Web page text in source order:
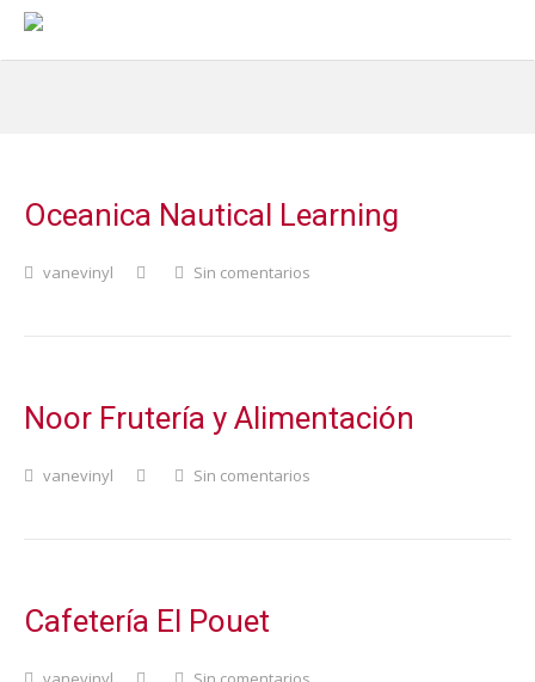
Oceanica Nautical Learning
vanevinyl Sin comentarios
Noor Frutería y Alimentación
vanevinyl Sin comentarios
Cafetería El Pouet